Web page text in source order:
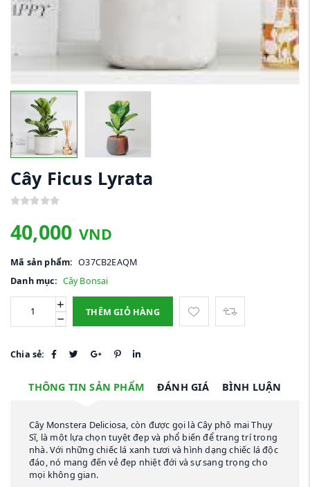
Cây Ficus Lyrata
40,000 VND
Mã sản phẩm: O37CB2EAQM
Danh mục: Cây Bonsai
THÊM GIỎ HÀNG
Chia sẻ:
THÔNG TIN SẢN PHẨM ĐÁNH GIÁ BÌNH LUẬN
Cây Monstera Deliciosa, còn được gọi là Cây phô mai Thụy
Sĩ, là một lựa chọn tuyệt đẹp và phổ biến để trang trí trong
nhà. Với những chiếc lá xanh tươi và hình dạng chiếc lá độc
đáo, nó mang đến vẻ đẹp nhiệt đới và sự sang trọng cho
mọi không gian.